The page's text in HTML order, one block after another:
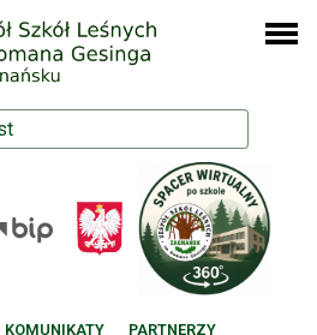
KOMUNIKATY PARTNERZY